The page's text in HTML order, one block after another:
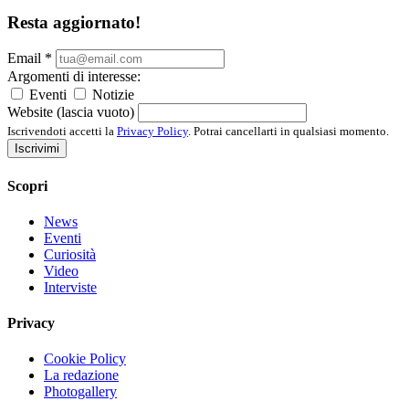
Resta aggiornato!
Email *
Argomenti di interesse:
Eventi
Notizie
Website (lascia vuoto)
Iscrivendoti accetti la Privacy Policy. Potrai cancellarti in qualsiasi momento.
Iscrivimi
Scopri
News
Eventi
Curiosità
Video
Interviste
Privacy
Cookie Policy
La redazione
Photogallery